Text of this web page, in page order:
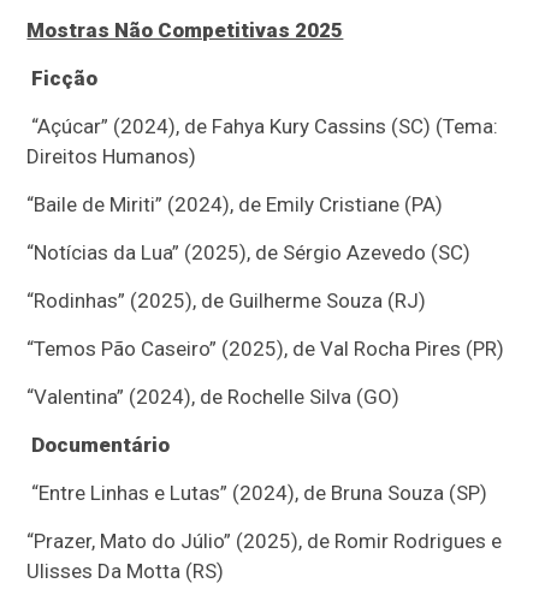
Mostras Não Competitivas 2025
Ficção
“Açúcar” (2024), de Fahya Kury Cassins (SC) (Tema:
Direitos Humanos)
“Baile de Miriti” (2024), de Emily Cristiane (PA)
“Notícias da Lua” (2025), de Sérgio Azevedo (SC)
“Rodinhas” (2025), de Guilherme Souza (RJ)
“Temos Pão Caseiro” (2025), de Val Rocha Pires (PR)
“Valentina” (2024), de Rochelle Silva (GO)
Documentário
“Entre Linhas e Lutas” (2024), de Bruna Souza (SP)
“Prazer, Mato do Júlio” (2025), de Romir Rodrigues e
Ulisses Da Motta (RS)